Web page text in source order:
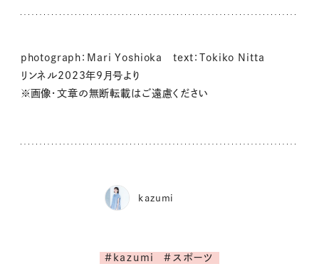
photograph：Mari Yoshioka text：Tokiko Nitta
リンネル2023年9月号より
※画像・文章の無断転載はご遠慮ください
kazumi
#kazumi #スポーツ